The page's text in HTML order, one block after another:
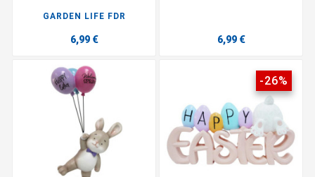
GARDEN LIFE FDR
6,99 € 6,99 €
-26%